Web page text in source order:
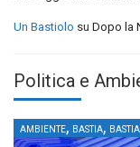
Un Bastiolo su Dopo la
Politica e
AMBIENTE, BASTIA,